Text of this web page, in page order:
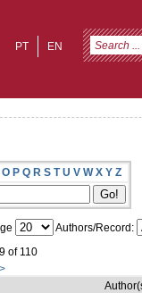
EN
PT
O P Q R S T U V W X Y Z
Authors/Record:
of 110